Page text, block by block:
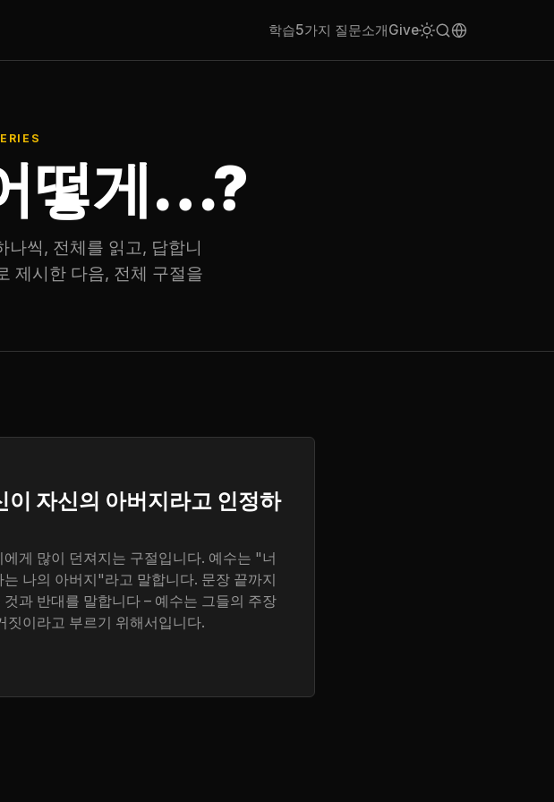
학습5가지 질문소개Give
떻게…?
나씩, 전체를 읽고, 답합니
제시한 다음, 전체 구절을
이 자신의 아버지라고 인정하
게 많이 던져지는 구절입니다. 예수는 "너
나의 아버지"라고 말합니다. 문장 끝까지
과 반대를 말합니다 – 예수는 그들의 주장
짓이라고 부르기 위해서입니다.